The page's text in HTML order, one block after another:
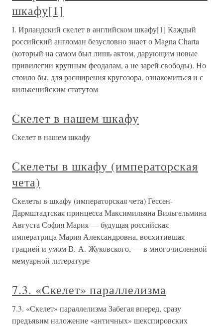
шкафу[1]
I. Ирландский скелет в английском шкафу[1] Каждый
российский англоман безусловно знает о Magna Charta
(который на самом был лишь актом, дарующим новые
привилегии крупным феодалам, а не зарей свободы). Но
стоило бы, для расширения кругозора, ознакомиться и с
килькенийским статутом
Скелет в нашем шкафу
Скелет в нашем шкафу
Скелеты в шкафу (императорская
чета)
Скелеты в шкафу (императорская чета) Гессен-
Дармштадтская принцесса Максимильяна Вильгельмина
Августа София Мария — будущая российская
императрица Мария Александровна, восхитившая
грацией и умом В. А. Жуковского, — в многочисленной
мемуарной литературе
7.3. «Скелет» параллелизма
7.3. «Скелет» параллелизма Забегая вперед, сразу
предъявим наложение «античных» шекспировских